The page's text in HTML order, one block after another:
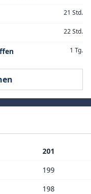
21 Std.
22 Std.
1 Tg.
201
199
198